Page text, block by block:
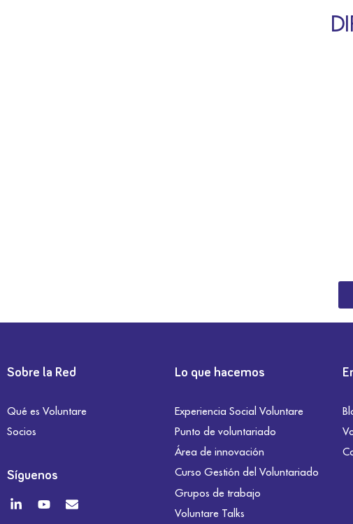
Sobre la Red
Qué es Voluntare
Socios
Síguenos
Lo que hacemos
Experiencia Social Voluntare
Punto de voluntariado
Área de innovación
Curso Gestión del Voluntariado
Grupos de trabajo
Voluntare Talks